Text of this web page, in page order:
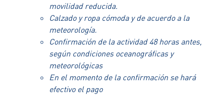
movilidad reducida.
Calzado y ropa cómoda y de acuerdo a la
meteorología.
Confirmación de la actividad 48 horas antes,
según condiciones oceanográficas y
meteorológicas
En el momento de la confirmación se hará
efectivo el pago